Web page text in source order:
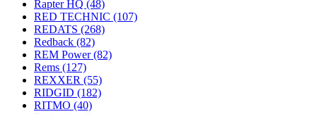
Rapter HQ (48)
RED TECHNIC (107)
REDATS (268)
Redback (82)
REM Power(82)
Rems (127)
REXXER (55)
RIDGID (182)
RITMO (40)